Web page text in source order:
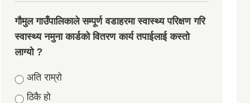
गौमुल गाउँपालिकाले सम्पूर्ण वडाहरमा स्वास्थ्य परिक्षण गरि
स्वास्थ्य नमुना कार्डको वितरण कार्य तपाईलाई कस्तो
लाग्यो ?
Choices
अति राम्रो
ठिकै हो